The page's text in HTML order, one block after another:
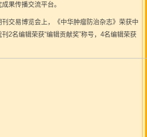
果传播交流平台。
易博览会上，《中华肿瘤防治杂志》荣获中
2名编辑荣获“编辑贡献奖”称号，4名编辑荣获